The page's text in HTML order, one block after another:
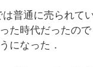
普通に売られて
た時代だったの
になった．